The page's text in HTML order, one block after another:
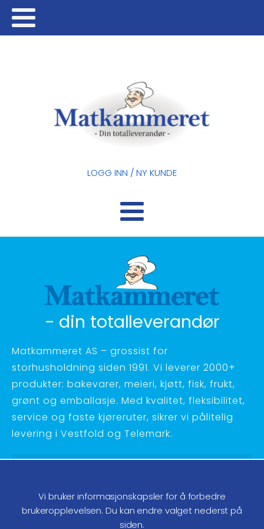
LOGG INN / NY KUNDE
- din totalleverandør
Matkammeret AS – grossist for
storhusholdning siden 1991. Vi leverer 2000+
produkter: bakevarer, meieri, kjøtt, fisk, frukt,
grønt og emballasje. Med kvalitet, fleksibilitet,
service og faste kjøreruter, sikrer vi pålitelig
levering i Vestfold og Telemark.
Telefon:
35 58 48 70
ordre@matkammeret.no
Vi bruker informasjonskapsler for å forbedre
brukeropplevelsen. Du kan endre valget nederst på
siden.